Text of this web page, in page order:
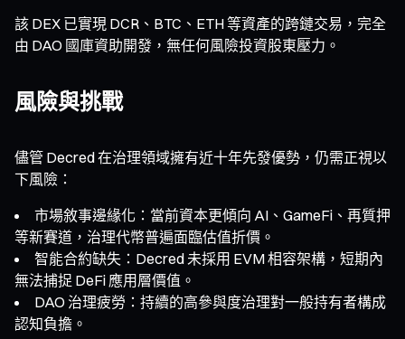
該 DEX 已實現 DCR、BTC、ETH 等資產的跨鏈交易，完全
由 DAO 國庫資助開發，無任何風險投資股東壓力。
風險與挑戰
儘管 Decred 在治理領域擁有近十年先發優勢，仍需正視以
下風險：
市場敘事邊緣化：當前資本更傾向 AI、GameFi、再質押
等新賽道，治理代幣普遍面臨估值折價。
智能合約缺失：Decred 未採用 EVM 相容架構，短期內
無法捕捉 DeFi 應用層價值。
DAO 治理疲勞：持續的高參與度治理對一般持有者構成
認知負擔。